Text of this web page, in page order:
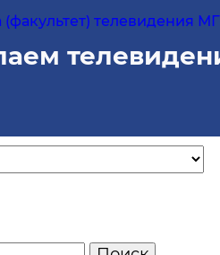
телевидения